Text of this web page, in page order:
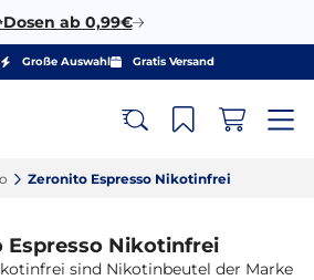
ab 0,99€
Große Auswahl Gratis Versand
Zeronito Espresso Nikotinfrei‎
Espresso Nikotinfrei
sind Nikotinbeutel der Marke